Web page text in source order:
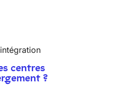
centres
?